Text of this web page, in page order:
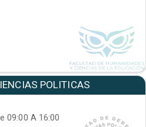
POLITICAS
09:00 A 16:00